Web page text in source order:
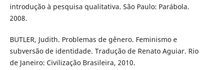
introdução à pesquisa qualitativa. São Paulo: Parábola.
2008.
BUTLER, Judith. Problemas de gênero. Feminismo e
subversão de identidade. Tradução de Renato Aguiar. Rio
de Janeiro: Civilização Brasileira, 2010.